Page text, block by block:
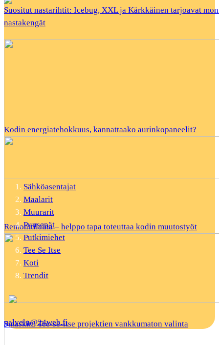
Suositut nastarihtit: Icebug, XXL ja Kärkkäinen tarjoavat
nastakengät
Kodin energiatehokkuus, kannattaako aurinkopaneelit?
Remonttilaina – helppo tapa toteuttaa kodin muutostyöt
Smaskin: Tee-se-itse projektien vankkumaton valinta
Sähköasentajat
Maalarit
Muurarit
Puusepät
Putkimiehet
Tee Se Itse
Koti
Trendit
palvelu@24web.fi